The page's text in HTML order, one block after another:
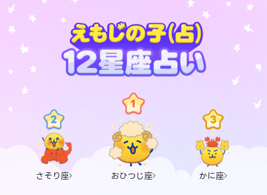
さそり座 おひつじ座 かに座